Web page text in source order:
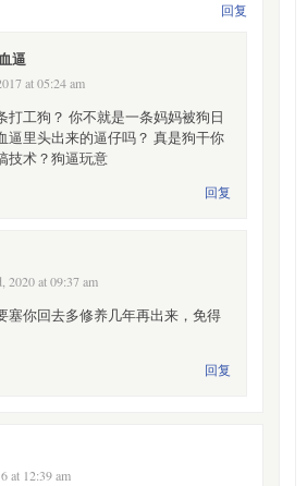
回复
逼
at 05:24 am
打工狗？ 你不就是一条妈妈被狗日
逼里头出来的逼仔吗？ 真是狗干你
技术？狗逼玩意
回复
2020 at 09:37 am
塞你回去多修养几年再出来，免得
回复
at 12:39 am